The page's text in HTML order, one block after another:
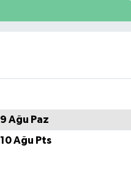
9 Ağu Paz
10 Ağu Pts